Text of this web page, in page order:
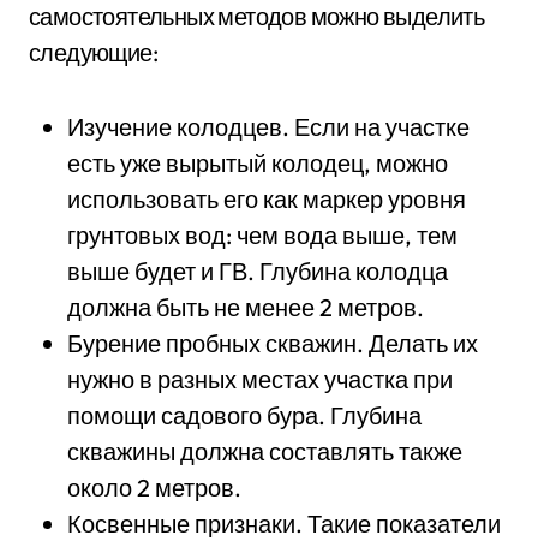
самостоятельных методов можно выделить
следующие:
Изучение колодцев. Если на участке
есть уже вырытый колодец, можно
использовать его как маркер уровня
грунтовых вод: чем вода выше, тем
выше будет и ГВ. Глубина колодца
должна быть не менее 2 метров.
Бурение пробных скважин. Делать их
нужно в разных местах участка при
помощи садового бура. Глубина
скважины должна составлять также
около 2 метров.
Косвенные признаки. Такие показатели